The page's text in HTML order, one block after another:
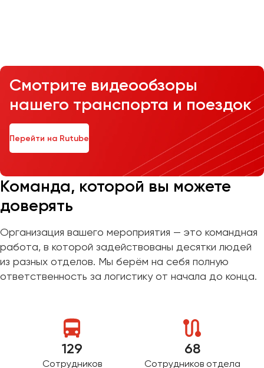
Смотрите видеообзоры
нашего транспорта и поездок
Перейти на Rutube
Команда, которой вы можете
доверять
Организация вашего мероприятия — это командная
работа, в которой задействованы десятки людей
из разных отделов. Мы берём на себя полную
ответственность за логистику от начала до конца.
129
Сотрудников
68
Сотрудников отдела
Калуга
Кемерово
Керчь
Курск
Липецк
Луганск
Магнитогорск
Макеевка
Набережные Челны